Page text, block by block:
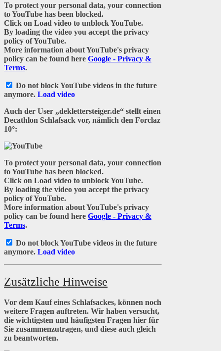
To protect your personal data, your connection
to YouTube has been blocked.
Click on Load video to unblock YouTube.
By loading the video you accept the privacy
policy of YouTube.
More information about YouTube's privacy
policy can be found here Google - Privacy &
Terms.
Do not block YouTube videos in the future
anymore. Load video
Auch der User „deklettersteiger.de“ stellt einen
Decathlon Schlafsack vor, nämlich den Forclaz
10°:
To protect your personal data, your connection
to YouTube has been blocked.
Click on Load video to unblock YouTube.
By loading the video you accept the privacy
policy of YouTube.
More information about YouTube's privacy
policy can be found here Google - Privacy &
Terms.
Do not block YouTube videos in the future
anymore. Load video
Zusätzliche Hinweise
Vor dem Kauf eines Schlafsackes, können noch
weitere Fragen auftreten. Wir haben versucht,
die wichtigsten und häufigsten Fragen hier für
Sie zusammenzutragen, und diese auch gleich
zu beantworten.